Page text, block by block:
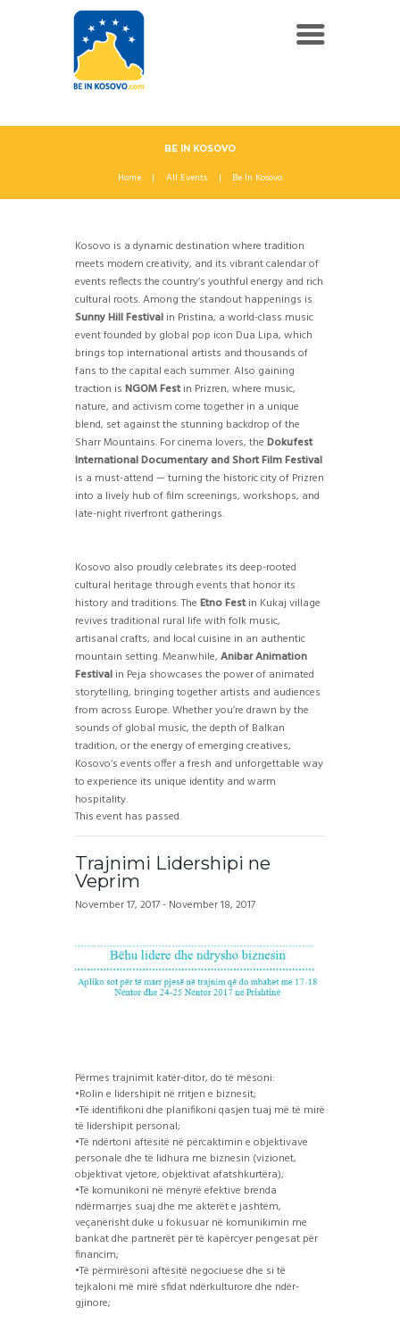
BE IN KOSOVO
Home All Events Be In Kosovo
Kosovo is a dynamic destination where tradition
meets modern creativity, and its vibrant calendar of
events reflects the country’s youthful energy and rich
cultural roots. Among the standout happenings is
Sunny Hill Festival in Pristina, a world-class music
event founded by global pop icon Dua Lipa, which
brings top international artists and thousands of
fans to the capital each summer. Also gaining
traction is NGOM Festin Prizren, where music,
nature, and activism come together in a unique
blend, set against the stunning backdrop of the
Sharr Mountains. For cinema lovers, the Dokufest
International Documentary and Short Film Festival
is a must-attend — turning the historic city of Prizren
into a lively hub of film screenings, workshops, and
late-night riverfront gatherings.
Kosovo also proudly celebrates its deep-rooted
cultural heritage through events that honor its
history and traditions. The Etno Festin Kukaj village
revives traditional rural life with folk music,
artisanal crafts, and local cuisine in an authentic
mountain setting. Meanwhile, Anibar Animation
Festival in Peja showcases the power of animated
storytelling, bringing together artists and audiences
from across Europe. Whether you’re drawn by the
sounds of global music, the depth of Balkan
tradition, or the energy of emerging creatives,
Kosovo’s events offer a fresh and unforgettable way
to experience its unique identity and warm
hospitality.
This event has passed.
Trajnimi Lidershipi ne
Veprim
November 17, 2017- November 18, 2017
Përmes trajnimit katër-ditor, do të mësoni:
•Rolin e lidershipit në rritjen e biznesit;
•Të identifikoni dhe planifikoni qasjen tuaj më të mirë
të lidershipit personal;
•Të ndërtoni aftësitë në përcaktimin e objektivave
personale dhe të lidhura me biznesin (vizionet,
objektivat vjetore, objektivat afatshkurtëra);
•Të komunikoni në mënyrë efektive brenda
ndërmarrjes suaj dhe me akterët e jashtëm,
veçanërisht duke u fokusuar në komunikimin me
bankat dhe partnerët për të kapërcyer pengesat për
financim;
•Të përmirësoni aftësitë negociuese dhe si të
tejkaloni më mirë sfidat ndërkulturore dhe ndër-
gjinore;